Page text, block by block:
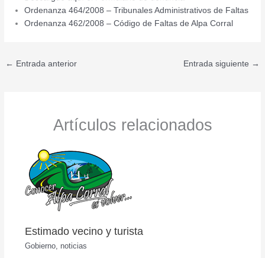
Ordenanza 464/2008 – Tribunales Administrativos de Faltas
Ordenanza 462/2008 – Código de Faltas de Alpa Corral
← Entrada anterior Entrada siguiente →
Artículos relacionados
Estimado vecino y turista
Gobierno, noticias